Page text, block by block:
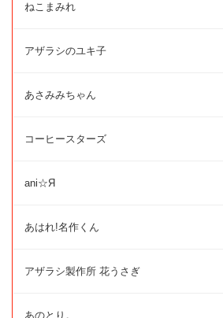
ねこまみれ
アザラシのユキ子
あさみみちゃん
コーヒースターズ
ani☆Я
あはれ!名作くん
アザラシ製作所 花うさぎ
あのとり。